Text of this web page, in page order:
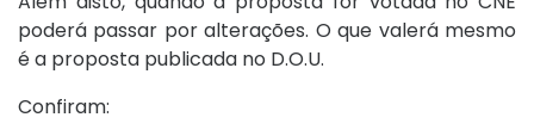
poderá passar por alterações. O que valerá mesmo
é a proposta publicada no D.O.U.
Confiram: